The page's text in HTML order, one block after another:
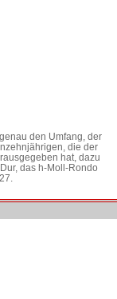
den Umfang, der
die der
hat, dazu
das h-Moll-Rondo